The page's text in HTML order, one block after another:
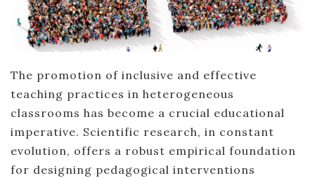
The promotion of inclusive and effective
teaching practices in heterogeneous
classrooms has become a crucial educational
imperative. Scientific research, in constant
evolution, offers a robust empirical foundation
for designing pedagogical interventions